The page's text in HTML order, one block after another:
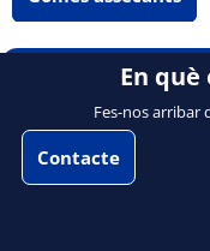
En
Fes-nos arribar
Contacte